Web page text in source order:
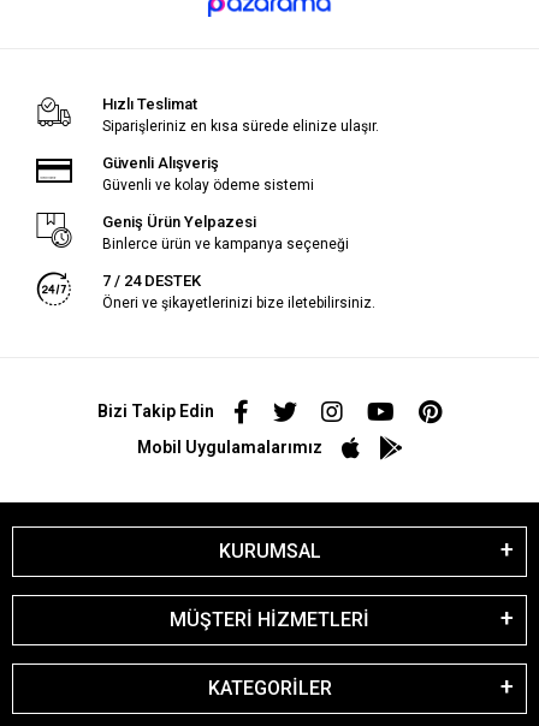
Hızlı Teslimat
Siparişleriniz en kısa sürede elinize ulaşır.
Güvenli Alışveriş
Güvenli ve kolay ödeme sistemi
Geniş Ürün Yelpazesi
Binlerce ürün ve kampanya seçeneği
7 / 24 DESTEK
Öneri ve şikayetlerinizi bize iletebilirsiniz.
Bizi Takip Edin
Mobil Uygulamalarımız
KURUMSAL
MÜŞTERİ HİZMETLERİ
KATEGORİLER